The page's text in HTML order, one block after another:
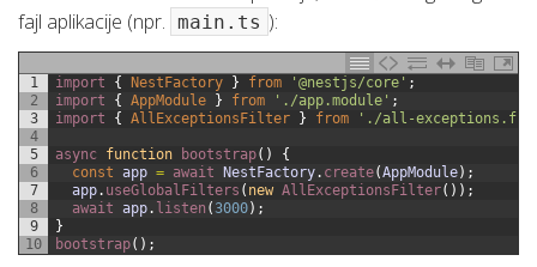
fajl aplikacije (npr. main.ts ):
1
2
3
4
5
6
7
8
9
10
import { NestFactory } from '@nestjs/core' ;
import
{ AppModule } from './app.module' ;
import
{ AllExceptionsFilter } from './all-
async function bootstrap( )
{
const app = await NestFactory. create(AppModule) ;
app. useGlobalFilters ( new AllExceptionsFilter( ) ) ;
await app. listen (3000) ;
}
bootstrap( ) ;